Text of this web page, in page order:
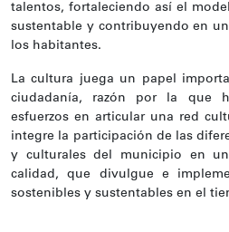
talentos, fortaleciendo así el
sustentable y contribuyendo en
los habitantes.
La cultura juega un papel
ciudadanía, razón por la que
esfuerzos en articular una red
integre la participación de las
y culturales del municipio en
calidad, que divulgue e
sostenibles y sustentables en el